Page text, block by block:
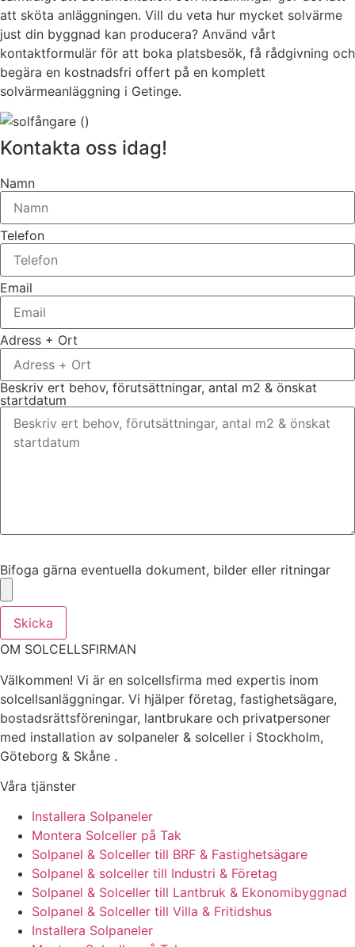
att sköta anläggningen. Vill du veta hur mycket solvärme
just din byggnad kan producera? Använd vårt
kontaktformulär för att boka platsbesök, få rådgivning och
begära en kostnadsfri offert på en komplett
solvärmeanläggning i Getinge.
Kontakta oss idag!
Namn
Telefon
Email
Adress + Ort
Beskriv ert behov, förutsättningar, antal m2 & önskat
startdatum
Bifoga gärna eventuella dokument, bilder eller ritningar
Skicka
OM SOLCELLSFIRMAN
Välkommen! Vi är en solcellsfirma med expertis inom
solcellsanläggningar. Vi hjälper företag, fastighetsägare,
bostadsrättsföreningar, lantbrukare och privatpersoner
med installation av solpaneler & solceller i Stockholm,
Göteborg & Skåne .
Våra tjänster
Installera Solpaneler
Montera Solceller på Tak
Solpanel & Solceller till BRF & Fastighetsägare
Solpanel & solceller till Industri & Företag
Solpanel & Solceller till Lantbruk & Ekonomibyggnad
Solpanel & Solceller till Villa & Fritidshus
Installera Solpaneler